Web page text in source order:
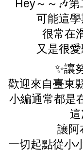
Hey～～🎶第
可能這
很常在
又是很
✨讓
歡迎來自臺東
小編通常都是
讓阿
一切起點從小